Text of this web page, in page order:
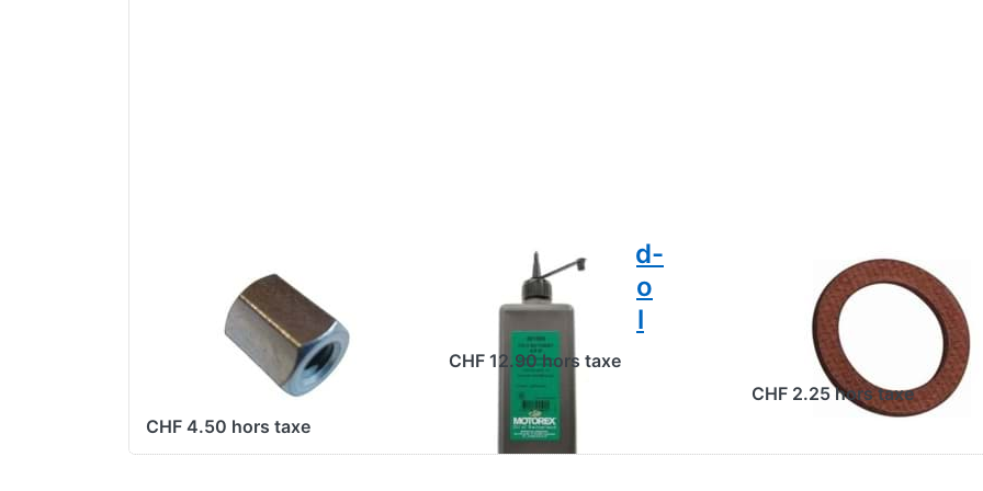
cylindre/
échappement
M6x12 CH10 Beta
521, d'origine
CHF 4.50 hors taxe
Motorex Moped-
Getriebeoel Cilo
Automat, 4.5 dl
CHF 12.90 hors taxe
Joint en fibre pour
vis de remplissage
d'huile Beta 521,
original
CHF 2.25 hors taxe